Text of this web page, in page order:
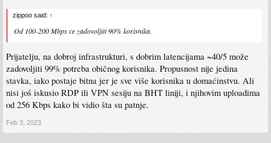
zippoo said: ↑
Od 100-200 Mbps ce zadovoljiti 90% korisnika.
Prijatelju, na dobroj infrastrukturi, s dobrim latencijama ~40/5 može
zadovoljiti 99% potreba običnog korisnika. Propusnost nije jedina
stavka, iako postaje bitna jer je sve više korisnika u domaćinstvu. Ali
nisi još iskusio RDP ili VPN sesiju na BHT liniji, i njihovim uploadima
od 256 Kbps kako bi vidio šta su patnje.
Feb 3, 2023